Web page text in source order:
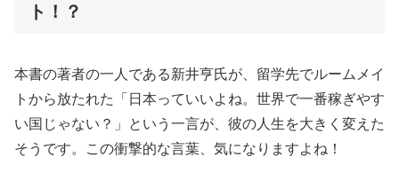
ト！？
本書の著者の一人である新井亨氏が、留学先でルームメイ
トから放たれた「日本っていいよね。世界で一番稼ぎやす
い国じゃない？」という一言が、彼の人生を大きく変えた
そうです。この衝撃的な言葉、気になりますよね！